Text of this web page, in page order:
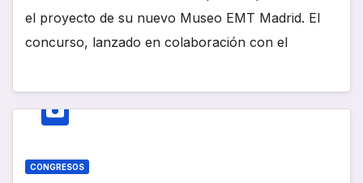
el proyecto de su nuevo Museo EMT Madrid. El
concurso, lanzado en colaboración con el
CONGRESOS